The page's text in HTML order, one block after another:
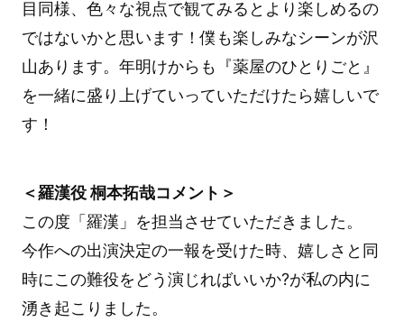
目同様、色々な視点で観てみるとより楽しめるの
ではないかと思います！僕も楽しみなシーンが沢
山あります。年明けからも『薬屋のひとりごと』
を一緒に盛り上げていっていただけたら嬉しいで
す！
＜羅漢役 桐本拓哉コメント＞
この度「羅漢」を担当させていただきました。
今作への出演決定の一報を受けた時、嬉しさと同
時にこの難役をどう演じればいいか?が私の内に
湧き起こりました。